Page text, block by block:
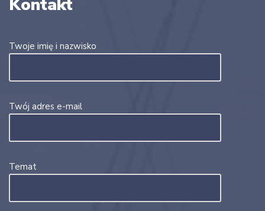
Kontakt
Twoje imię i nazwisko
Twój adres e-mail
Temat